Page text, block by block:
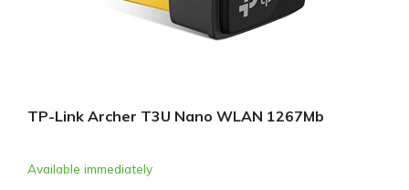
TP-Link Archer T3U Nano WLAN 1267Mb
Available immediately